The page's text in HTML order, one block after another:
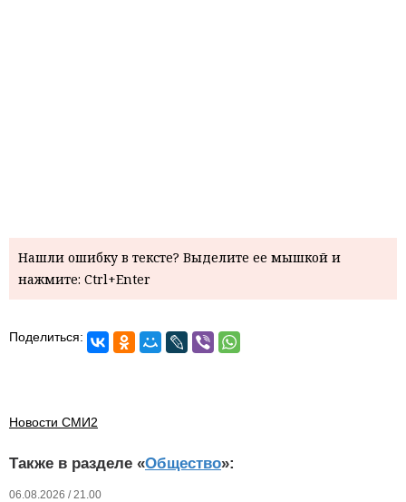
Нашли ошибку в тексте? Выделите ее мышкой и
нажмите: Ctrl+Enter
Поделиться:
Новости СМИ2
Также в разделе «Общество»:
06.08.2026 / 21.00